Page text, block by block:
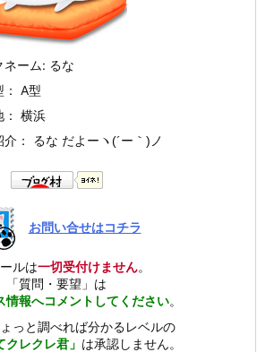
ネーム: るな
： A型
： 横浜
介： るな だよー ヽ(´ー｀)ノ
お問い合せはコチラ
ルは一切受付けません。
「質問・要望」は
情報へコメントしてください。
っと調べれば分かるレベルの
クレクレ君」 は承認しません。